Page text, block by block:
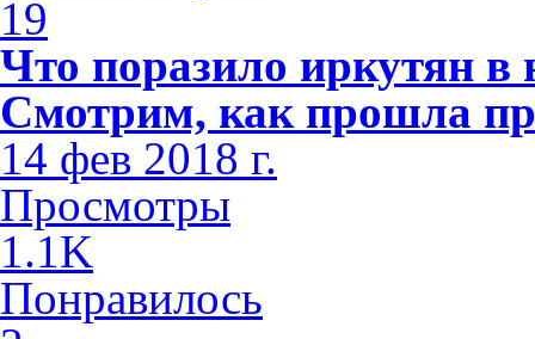
19
Что поразило иркутян
Смотрим, как прошла
14 фев 2018 г.
Просмотры
1.1K
Понравилось